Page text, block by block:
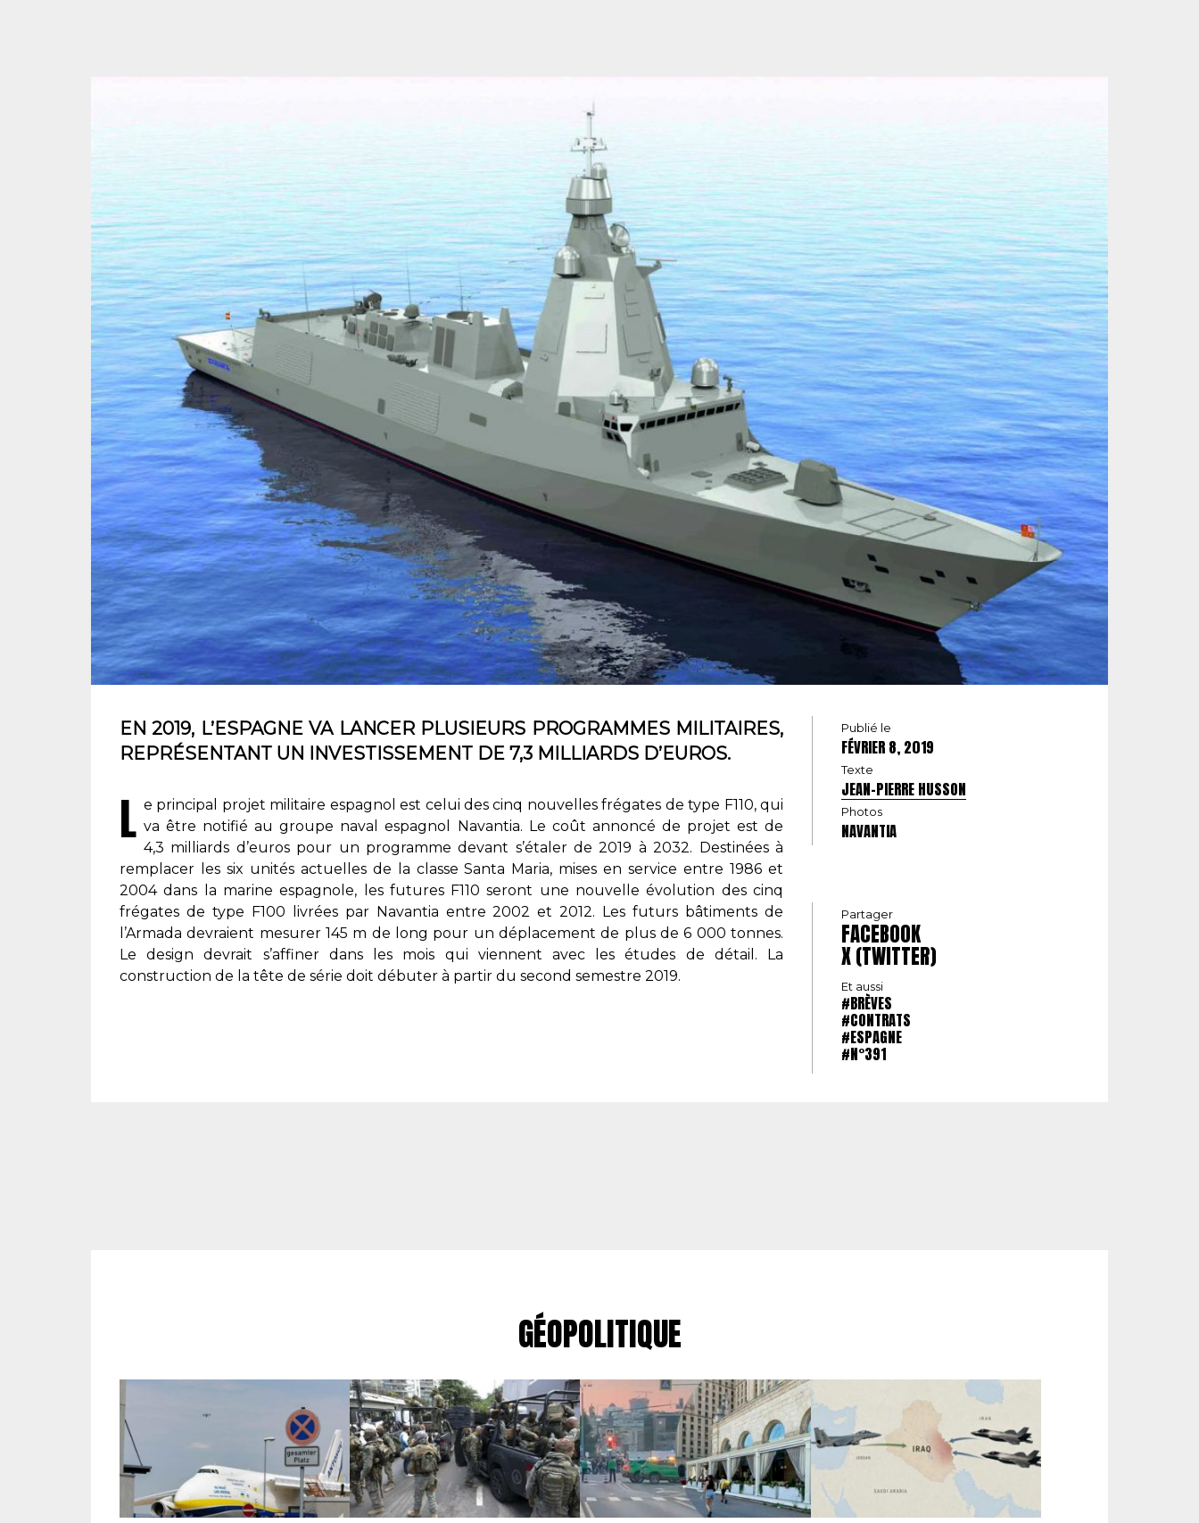
EN 2019, L’ESPAGNE VA LANCER PLUSIEURS PROGRAMMES MILITAIRES,
REPRÉSENTANT UN INVESTISSEMENT DE 7,3 MILLIARDS D’EUROS.
L e principal projet militaire espagnol est celui des cinq nouvelles frégates de type F110, qui
va être notifié au groupe naval espagnol Navantia. Le coût annoncé de projet est de
4,3 milliards d’euros pour un programme devant s’étaler de 2019 à 2032. Destinées à
remplacer les six unités actuelles de la classeSanta Maria, mises en service entre 1986 et
2004 dans la marine espagnole, les futures F110 seront une nouvelle évolution des cinq
frégates de type F100 livrées par Navantia entre 2002 et 2012. Les futurs bâtiments de
l’Armadadevraient mesurer 145 m de long pour un déplacement de plus de 6 000 tonnes.
Le design devrait s’affiner dans les mois qui viennent avec les études de détail. La
construction de la tête de série doit débuter à partir du second semestre 2019.
Publié le
FÉVRIER 8, 2019
Texte
JEAN-PIERRE HUSSON
Photos
NAVANTIA
Partager
FACEBOOK
X (TWITTER)
Et aussi
#BRÈVES
#CONTRATS
#ESPAGNE
#N°391
GÉOPOLITIQUE